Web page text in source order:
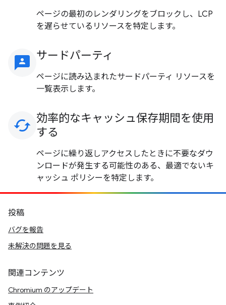
ページの最初のレンダリングをブロックし、LCP
を遅らせているリソースを特定します。
3p サードパーティ
ページに読み込まれたサードパーティ リソースを
一覧表示します。
cached 効率的なキャッシュ保存期間を使用
する
ページに繰り返しアクセスしたときに不要なダウ
ンロードが発生する可能性のある、最適でないキ
ャッシュ ポリシーを特定します。
投稿
バグを報告
未解決の問題を見る
関連コンテンツ
Chromium のアップデート